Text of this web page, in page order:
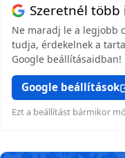
Szeretnél
Ne maradj le a legjobb
tudja, érdekelnek a
Google beállításaidban!
Google beállítások
Ezt a beállítást bármikor